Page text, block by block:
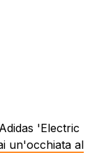
'Electric
un'occhiata al